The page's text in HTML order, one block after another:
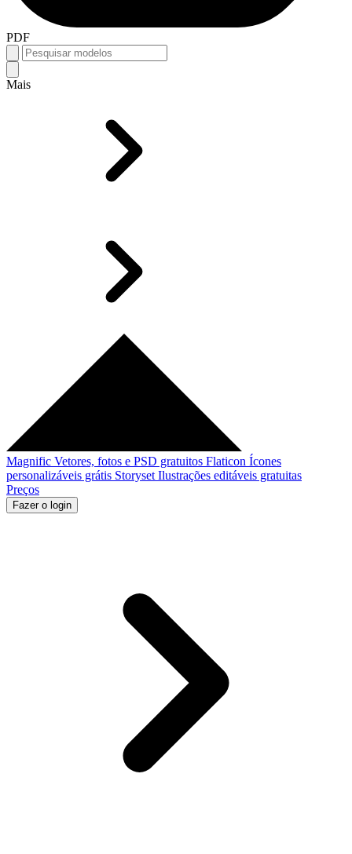
PDF
Mais
Magnific Vetores, fotos e PSD gratuitos Flaticon Ícones
personalizáveis grátis Storyset Ilustrações editáveis gratuitas
Preços
Fazer o login